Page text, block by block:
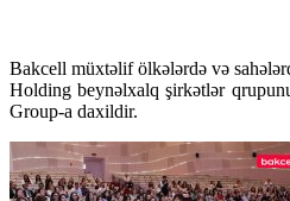
Bakcell müxtəlif ölkələrdə və
Holding beynəlxalq şirkətlər
Group-a daxildir.